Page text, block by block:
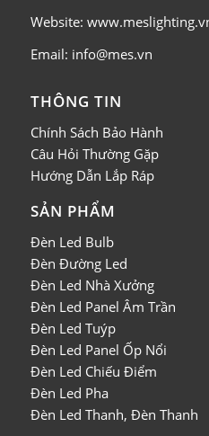
Website:
Email: info@mes.vn
THÔNG TIN
Chính Sách Bảo Hành
Câu Hỏi Thường Gặp
Hướng Dẫn Lắp Ráp
SẢN PHẨM
Đèn Led Bulb
Đèn Đường Led
Đèn Led Nhà Xưởng
Đèn Led Panel Âm Trần
Đèn Led Tuýp
Đèn Led Panel Ốp Nổi
Đèn Led Chiếu Điểm
Đèn Led Pha
Đèn Led Thanh, Đèn Thanh